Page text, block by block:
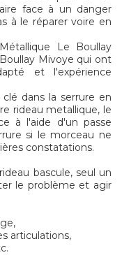
face à un danger
à le réparer voire en
Le Boullay
Mivoye qui ont
et l'expérience
dans la serrure en
rideau metallique, le
à l'aide d'un passe
si le morceau ne
constatations.
bascule, seul un
le problème et agir
articulations,